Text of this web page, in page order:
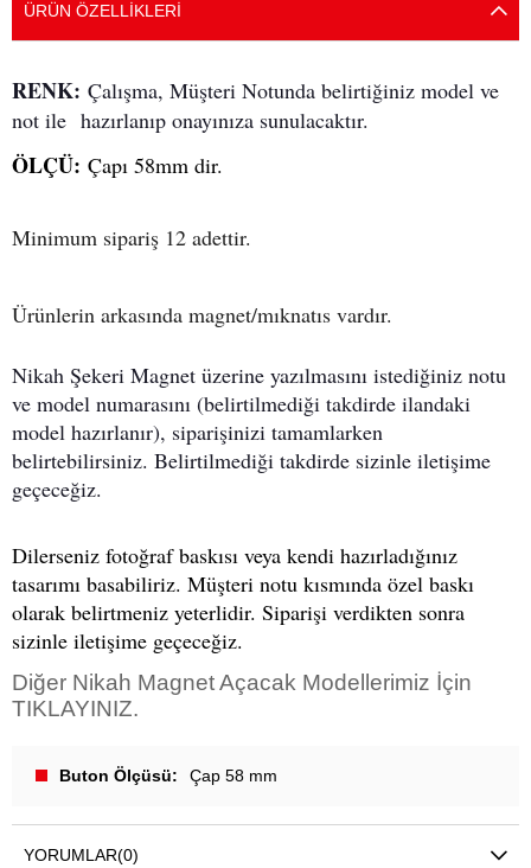
ÜRÜN ÖZELLIKLERI
RENK: Çalışma, Müşteri Notunda belirtiğiniz model ve
not ile hazırlanıp onayınıza sunulacaktır.
ÖLÇÜ: Çapı 58mm dir.
Minimum sipariş 12 adettir.
Ürünlerin arkasında magnet/mıknatıs vardır.
Nikah Şekeri Magnet üzerine yazılmasını istediğiniz notu
ve model numarasını (belirtilmediği takdirde ilandaki
model hazırlanır), siparişinizi tamamlarken
belirtebilirsiniz. Belirtilmediği takdirde sizinle iletişime
geçeceğiz.
Dilerseniz fotoğraf baskısı veya kendi hazırladığınız
tasarımı basabiliriz. Müşteri notu kısmında özel baskı
olarak belirtmeniz yeterlidir. Siparişi verdikten sonra
sizinle iletişime geçeceğiz.
Diğer Nikah Magnet Açacak Modellerimiz İçin
TIKLAYINIZ.
Buton Ölçüsü Çap 58 mm
YORUMLAR(0)